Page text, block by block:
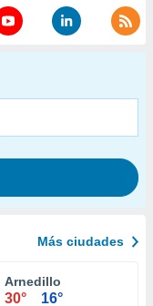
Más ciudades
Arnedillo
30° 16°